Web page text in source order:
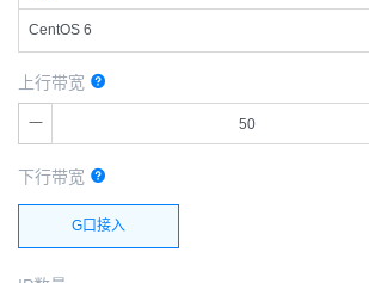
CentOS 6
上行带宽
下行带宽
G口接入